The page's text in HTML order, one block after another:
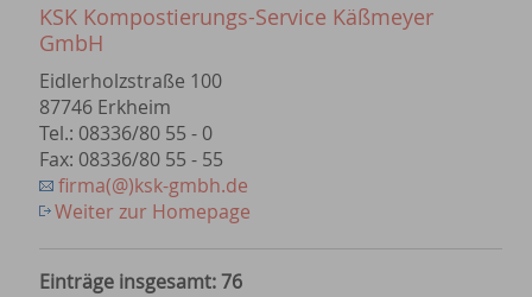
KSK Kompostierungs-Service Käßmeyer
GmbH
Eidlerholzstraße 100
87746 Erkheim
Tel.: 08336/80 55 - 0
Fax: 08336/80 55 - 55
firma(@)ksk-gmbh.de
Weiter zur Homepage
Einträge insgesamt: 76